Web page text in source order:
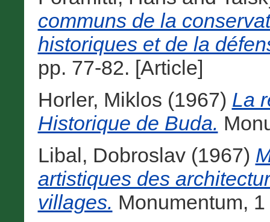
communs de la
historiques et de la
pp. 77-82. [Article]
Horler, Miklos (1967) La
Historique de Buda.
Libal, Dobroslav(1967)
artistiques des
villages. Monumentum,